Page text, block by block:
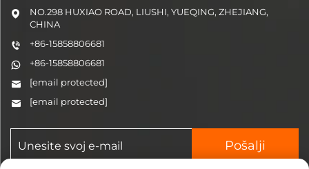
NO.298 HUXIAO ROAD, LIUSHI, YUEQING, ZHEJIANG,
CHINA
+86-15858806681
+86-15858806681
[email protected]
[email protected]
Pošalji